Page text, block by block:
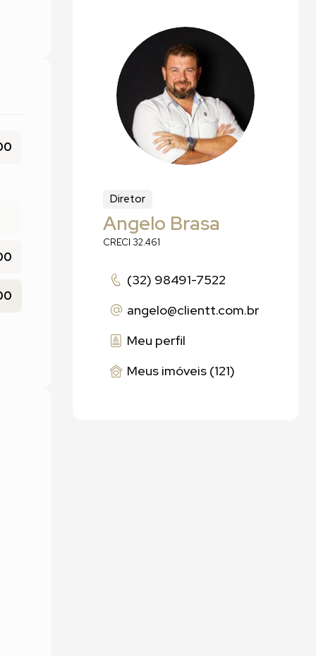
Diretor
Angelo Brasa
CRECI 32.461
(32) 98491-7522
angelo@clientt.com.br
Meu perfil
Meus imóveis (121)